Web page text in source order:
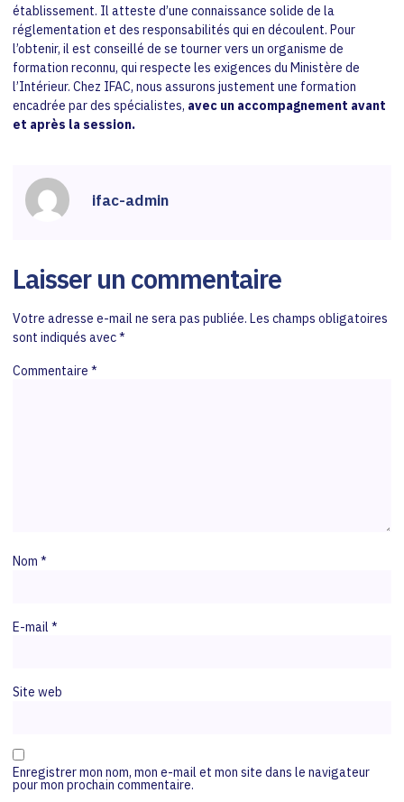
établissement. Il atteste d’une connaissance solide de la
réglementation et des responsabilités qui en découlent. Pour
l’obtenir, il est conseillé de se tourner vers un organisme de
formation reconnu, qui respecte les exigences du Ministère de
l’Intérieur. Chez IFAC, nous assurons justement une formation
encadrée par des spécialistes, avec un accompagnement avant
et après la session.
ifac-admin
Laisser un commentaire
Votre adresse e-mail ne sera pas publiée. Les champs obligatoires
sont indiqués avec*
Commentaire *
Nom *
E-mail *
Site web
Enregistrer mon nom, mon e-mail et mon site dans le navigateur
pour mon prochain commentaire.